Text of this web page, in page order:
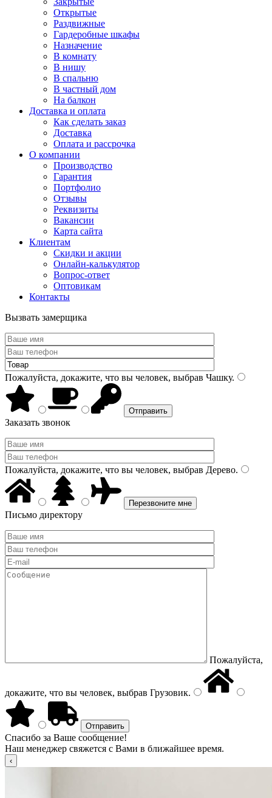
Открытые
Раздвижные
Гардеробные шкафы
Назначение
В комнату
В нишу
В спальню
В частный дом
На балкон
Доставка и оплата
Как сделать заказ
Доставка
Оплата и рассрочка
О компании
Производство
Гарантия
Портфолио
Отзывы
Реквизиты
Вакансии
Карта сайта
Клиентам
Скидки и акции
Онлайн-калькулятор
Вопрос-ответ
Оптовикам
Контакты
Вызвать замерщика
Пожалуйста, докажите, что вы человек, выбрав Чашку.
Заказать звонок
Пожалуйста, докажите, что вы человек, выбрав Дерево.
Письмо директору
Пожалуйста,
докажите, что вы человек, выбрав Грузовик.
Спасибо за Ваше сообщение!
Наш менеджер свяжется с Вами в ближайшее время.